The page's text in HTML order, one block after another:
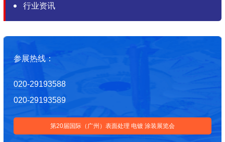
行业资讯
参展热线：
020-29193588
020-29193589
第20届国际（广州）表面处理 电镀 涂装展览会